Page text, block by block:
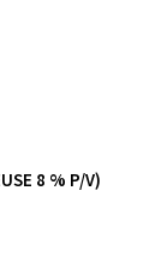
8 % P/V)